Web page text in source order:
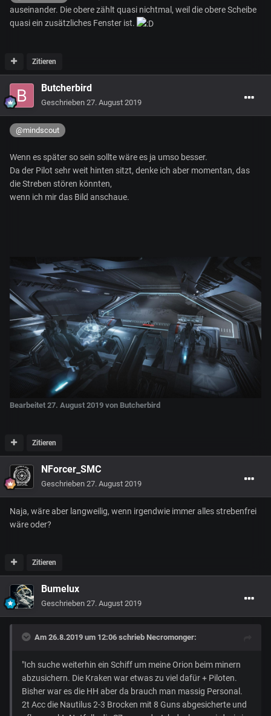
auseinander. Die obere zählt quasi nichtmal, weil die obere Scheibe
quasi ein zusätzliches Fenster ist.
Zitieren
Butcherbird
Geschrieben 27. August 2019
@mindscout
Wenn es später so sein sollte wäre es ja umso besser.
Da der Pilot sehr weit hinten sitzt, denke ich aber momentan, das
die Streben stören könnten,
wenn ich mir das Bild anschaue.
Bearbeitet 27. August 2019 von Butcherbird
Zitieren
NForcer_SMC
Geschrieben 27. August 2019
Naja, wäre aber langweilig, wenn irgendwie immer alles strebenfrei
wäre oder?
Zitieren
Bumelux
Geschrieben 27. August 2019
Am 26.8.2019 um 12:06 schrieb Necromonger:
"Ich suche weiterhin ein Schiff um meine Orion beim minern
abzusichern. Die Kraken war etwas zu viel dafür + Piloten.
Bisher war es die HH aber da brauch man massig Personal.
2t Acc die Nautilus 2-3 Brocken mit 8 Guns abgesicherte und